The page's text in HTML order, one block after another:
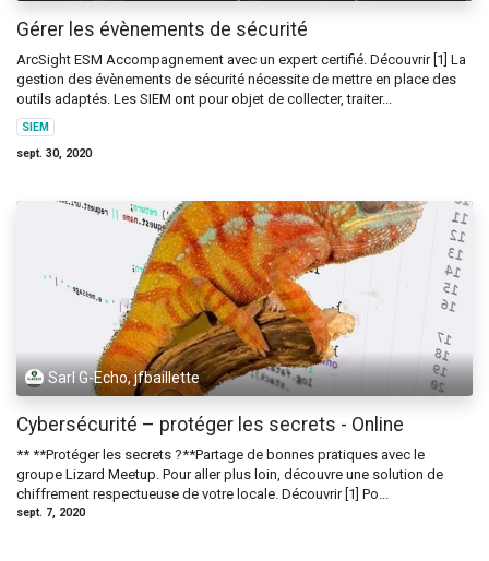
Gérer les évènements de sécurité
ArcSight ESM Accompagnement avec un expert certifié. Découvrir [1] La
gestion des évènements de sécurité nécessite de mettre en place des
outils adaptés. Les SIEM ont pour objet de collecter, traiter...
SIEM
sept. 30, 2020
Sarl G-Echo, jfbaillette
Cybersécurité – protéger les secrets - Online
** **Protéger les secrets ?**Partage de bonnes pratiques avec le
groupe Lizard Meetup. Pour aller plus loin, découvre une solution de
chiffrement respectueuse de votre locale. Découvrir [1] Po...
sept. 7, 2020